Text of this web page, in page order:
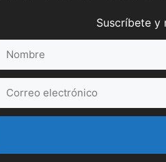
Suscríbete y
electrónico